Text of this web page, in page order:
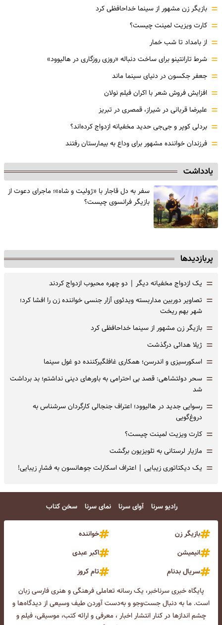
= بازیگر زن مشهور از سینما خداحافظی کرد
= کارت ویزیت لمینت چیست؟
= از بامداد تا شب خمار
= شرط تارانتینو برای ساخت دنباله «روزی روزگاری در هالیوود»
= جعفر جکسون در دنیای سینما ماند
= افزایش فروش شعر با اکران فیلم نولان
= علیرضا قربانی در شیراز، قمصری در تبریز
= بردلی کوپر و جی‌جی حدید مخفیانه ازدواج کرده‌اند؟
= فرزندان خواننده مشهور برای وداع به بیمارستان رفتند
یادداشت
سفر به دل قاجار با «ژولیت و شاه»؛ ماجرای دعوت از
‌بازیگر فرانسوی چیست؟
پربازدیدها
= یک ازدواج مخفیانه دیگر | دو چهره محبوب ازدواج کردند
= تصاویر دوربین مداربسته ویدئوی آزار جنسی خواننده زن را افشا کرد؛
شهر بهم ریخت
= بازیگر زن مشهور از سینما خداحافظی کرد
= ژیلا هدائی درگذشت
= اسکورسیزی و اندرسن؛ همکاری غافلگیرکننده دو غول سینما
= سحر دولتشاهی: قصد بی احترامی به باورهای دینی نداشتم؛ بد برداشت
شد
= رسوایی جدید در هالیوود؛ اعتراف جنجالی کارگردان سرشناس به
دروغ‌گویی
= کارت ویزیت لمینت چیست؟
= مازیار لرستانی به تلویزیون برگشت
= یک دیکتاتوری زیبایی | اعتراف اسکارلت جوهانسون به فشارِ زیبایی!
رادیو سرنا آوای سرنا نمای سرنا سخن کتاب
بازیگر زن
خواننده
انیمیشن
اکبر عبدی
سریال بدنام
تام کروز
پایگاه خبری سرناخبر، یک رسانه تعاملی فرهنگی و هنری فارسی زبان
است. ما به دنبال جست‌و‌جو و به‌دست آوردن طیف وسیعی از دیدگاه‌ها و
چشم انداز‌ها در کنار انتشار اخبار ، معرفی و ارائه کتب، موسیقی، فیلم و